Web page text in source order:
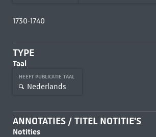
1730-1740
TYPE
Taal
HEEFT PUBLICATIE TAAL
Nederlands
ANNOTATIES / TITEL NOTITIE'S
Notities